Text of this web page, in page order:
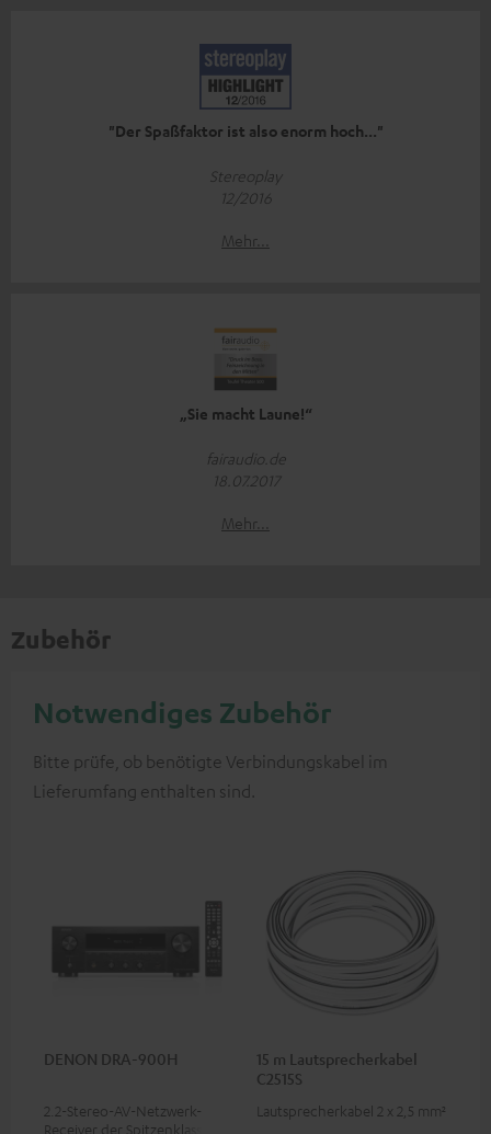
"Der Spaßfaktor ist also enorm hoch..."
Stereoplay
12/2016
Mehr...
„Sie macht Laune!“
fairaudio.de
18.07.2017
Mehr...
Zubehör
Notwendiges Zubehör
Bitte prüfe, ob benötigte Verbindungskabel im
Lieferumfang enthalten sind.
DENON DRA-900H
2.2-Stereo-AV-Netzwerk-
Receiver der Spitzenklasse mit
15 m Lautsprecherkabel
C2515S
Lautsprecherkabel 2 x 2,5 mm²